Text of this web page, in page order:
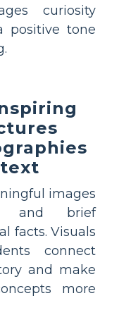
curiosity
positive tone
images
and brief
facts. Visuals
connect
and make
more